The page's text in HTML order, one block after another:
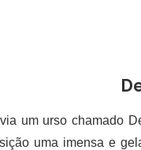
um urso chamado
uma imensa e